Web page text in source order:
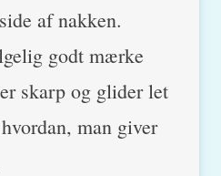
af nakken.
godt mærke
skarp og glider let
man giver